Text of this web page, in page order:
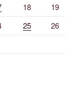
18
19
25
26